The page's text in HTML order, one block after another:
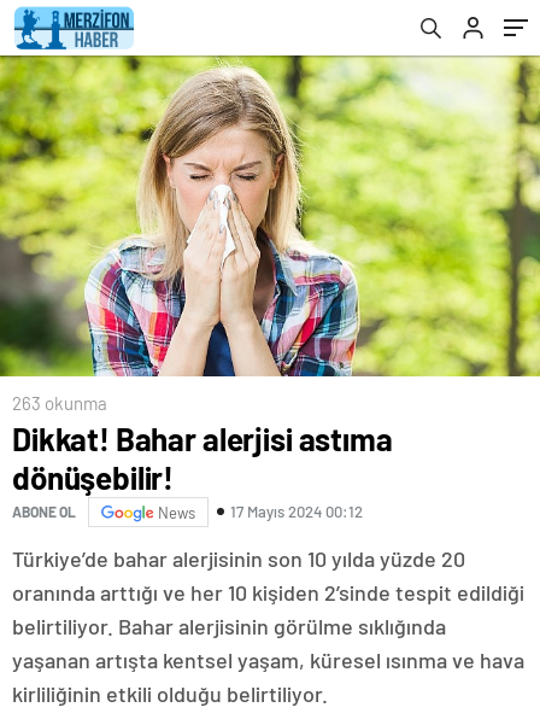
263 okunma
Dikkat! Bahar alerjisi astıma
dönüşebilir!
ABONE OL News 17 Mayıs 2024 00:12
Türkiye’de bahar alerjisinin son 10 yılda yüzde 20
oranında arttığı ve her 10 kişiden 2’sinde tespit edildiği
belirtiliyor. Bahar alerjisinin görülme sıklığında
yaşanan artışta kentsel yaşam, küresel ısınma ve hava
kirliliğinin etkili olduğu belirtiliyor.